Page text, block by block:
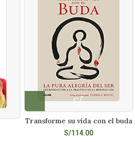
Transforme su vida con el buda
S/114.00